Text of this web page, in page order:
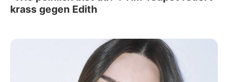
krass gegen Edith